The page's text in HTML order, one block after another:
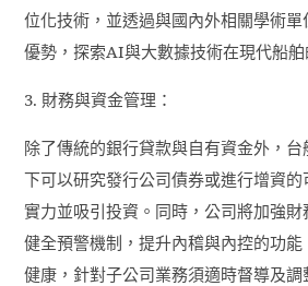
位化技術，並透過與國內外相關學術
優勢，探索AI與大數據技術在現代船舶
3. 財務與資金管理：
除了傳統的銀行貸款與自有資金外，
下可以研究發行公司債券或進行增資
實力並吸引投資。同時，公司將加強財
健全預警機制，提升內稽與內控的功
健康，針對子公司業務須適時督導及調